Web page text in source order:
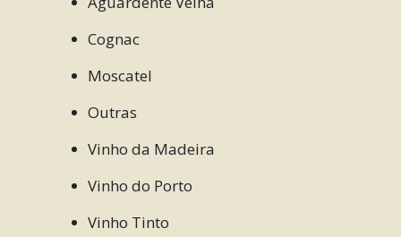
Cognac
Moscatel
Outras
Vinho da Madeira
Vinho do Porto
Vinho Tinto